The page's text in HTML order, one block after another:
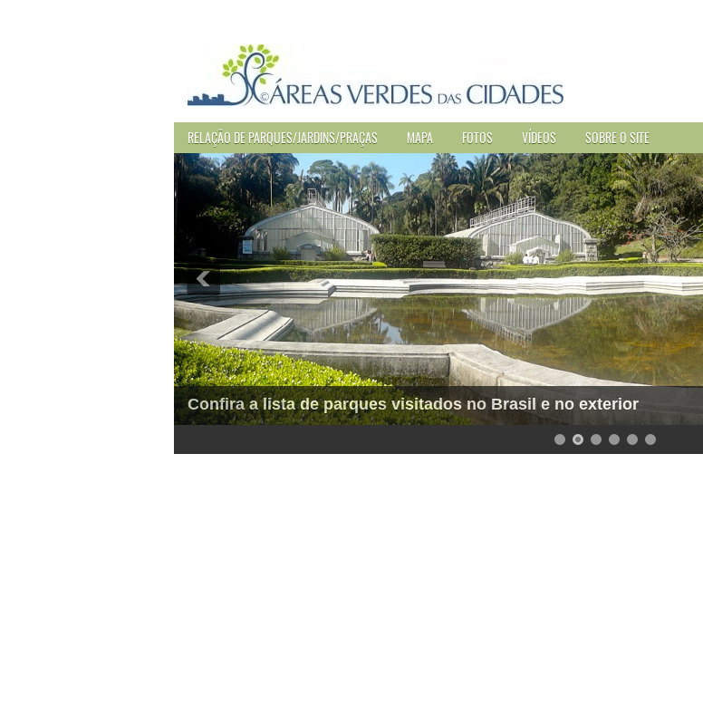
RELAÇÃO DE PARQUES/JARDINS/PRAÇAS MAPA FOTOS VÍDEOS SOBRE O SITE
Confira a lista de parques visitados no Brasil e no exterior